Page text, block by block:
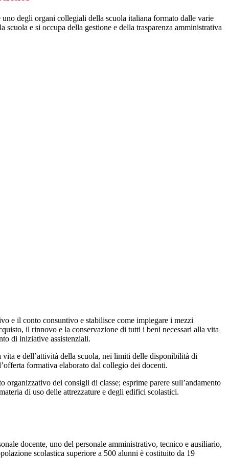
degli organi collegiali della scuola italiana formato dalle varie
scuola e si occupa della gestione e della trasparenza amministrativa
e il conto consuntivo e stabilisce come impiegare i mezzi
il rinnovo e la conservazione di tutti i beni necessari alla vita
di iniziative assistenziali.
vita e dell’attività della scuola, nei limiti delle disponibilità di
formativa elaborato dal collegio dei docenti.
dei consigli di classe; esprime parere sull’andamento
di uso delle attrezzature e degli edifici scolastici.
docente, uno del personale amministrativo, tecnico e ausiliario,
scolastica superiore a 500 alunni è costituito da 19